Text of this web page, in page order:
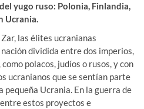
yugo ruso: Polonia, Finlandia,
Ucrania.
las élites ucranianas
dividida entre dos imperios,
polacos, judíos o rusos, y con
ucranianos que se sentían parte
pequeña Ucrania. En la guerra de
estos proyectos e